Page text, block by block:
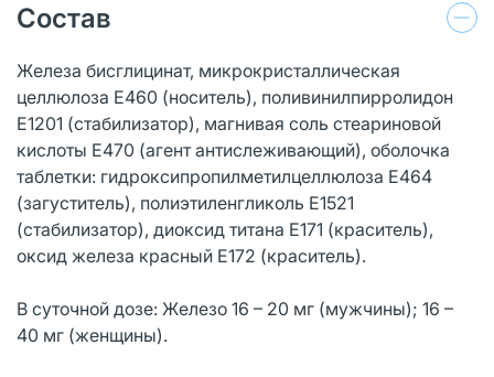
Состав
Железа бисглицинат, микрокристаллическая
целлюлоза Е460 (носитель), поливинилпирролидон
Е1201 (стабилизатор), магнивая соль стеариновой
кислоты Е470 (агент антислеживающий), оболочка
таблетки: гидроксипропилметилцеллюлоза Е464
(загуститель), полиэтиленгликоль Е1521
(стабилизатор), диоксид титана Е171 (краситель),
оксид железа красный Е172 (краситель).
В суточной дозе: Железо 16 – 20 мг (мужчины); 16 –
40 мг (женщины).